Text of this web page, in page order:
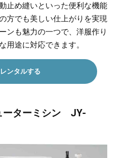
止め縫いといった便利な機能
方でも美しい仕上がりを実現
ンも魅力の一つで、洋服作り
用途に対応できます。
ンタルする
ターミシン JY-